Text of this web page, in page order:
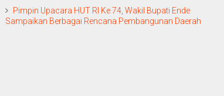
Pimpin Upacara HUT RI Ke 74, Wakil Bupati Ende
Sampaikan Berbagai Rencana Pembangunan Daerah